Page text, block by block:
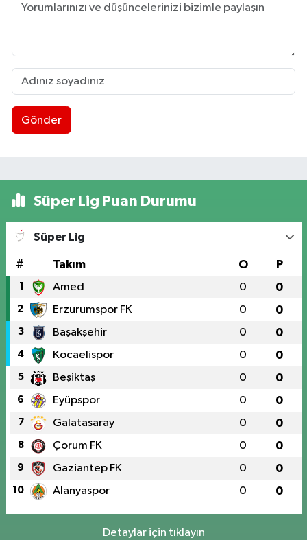
Gönder
Süper Lig Puan Durumu
Süper Lig
# Takım O P
1 Amed 0 0
2 Erzurumspor FK 0 0
3 Başakşehir 0 0
4 Kocaelispor 0 0
5 Beşiktaş 0 0
6 Eyüpspor 0 0
7 Galatasaray 0 0
8 Çorum FK 0 0
9 Gaziantep FK 0 0
10 Alanyaspor 0 0
Detaylar için tıklayın